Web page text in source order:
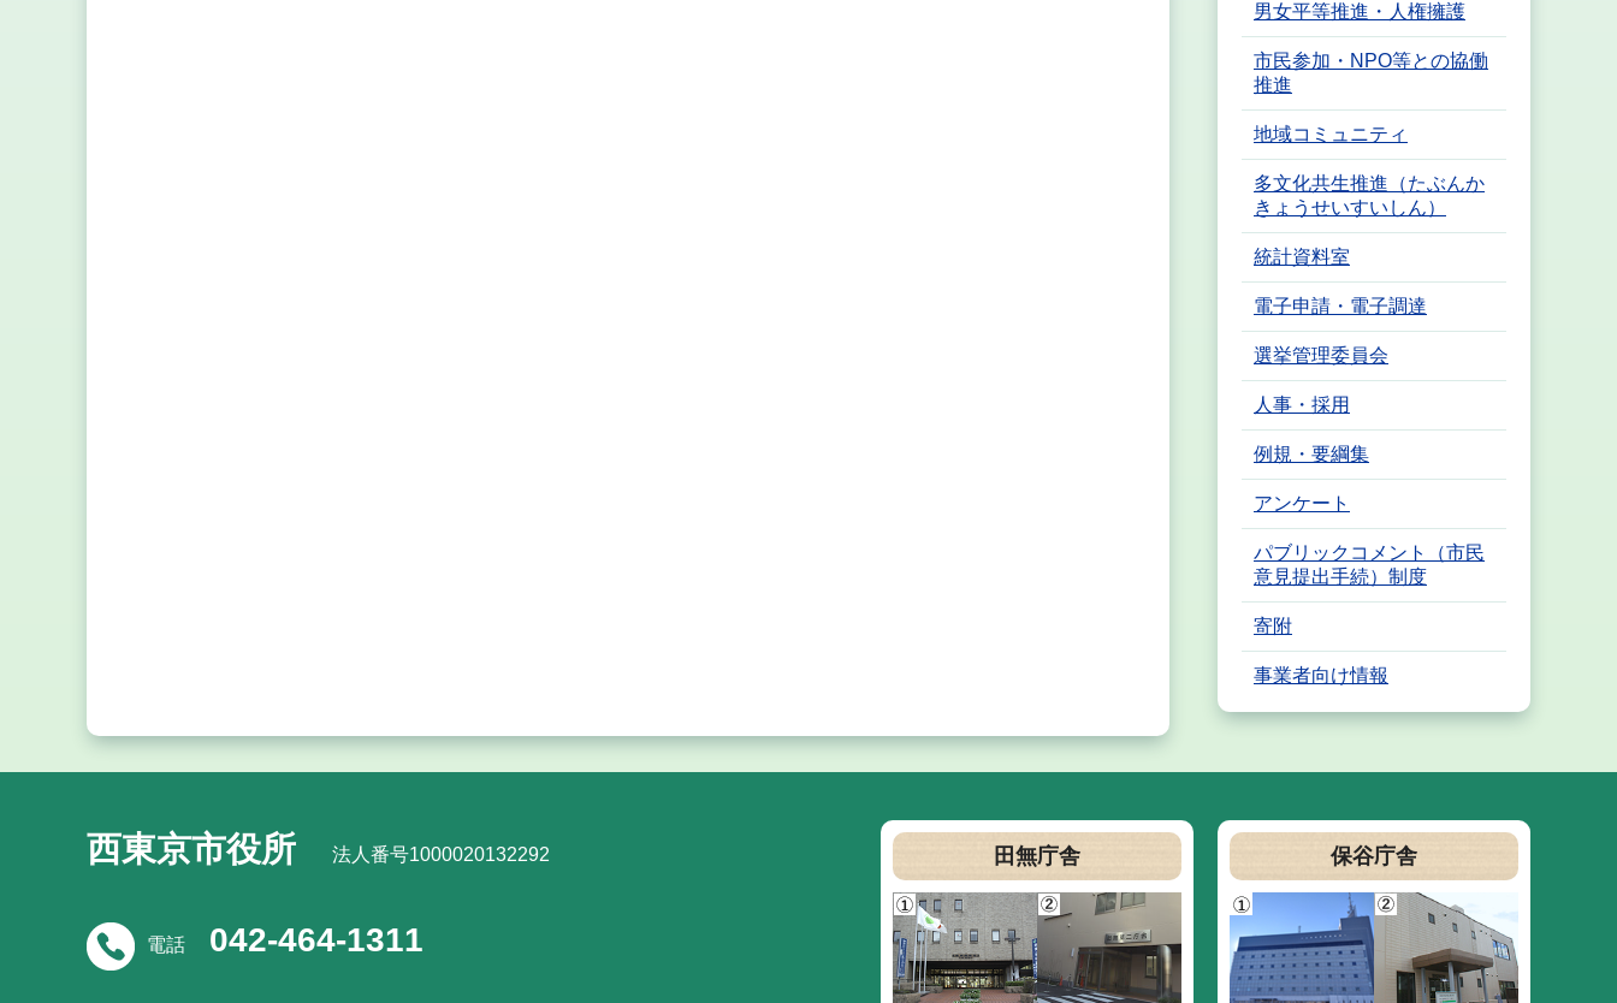
男女平等推進・人権擁護
市民参加・NPO等との協働
推進
地域コミュニティ
多文化共生推進（たぶんか
きょうせいすいしん）
統計資料室
電子申請・電子調達
選挙管理委員会
人事・採用
例規・要綱集
アンケート
パブリックコメント（市民
意見提出手続）制度
寄附
事業者向け情報
西東京市役所 法人番号1000020132292
電話 042-464-1311
田無庁舎 保谷庁舎